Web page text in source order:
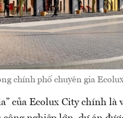
chính phố chuyên gia
của Ecolux City chính